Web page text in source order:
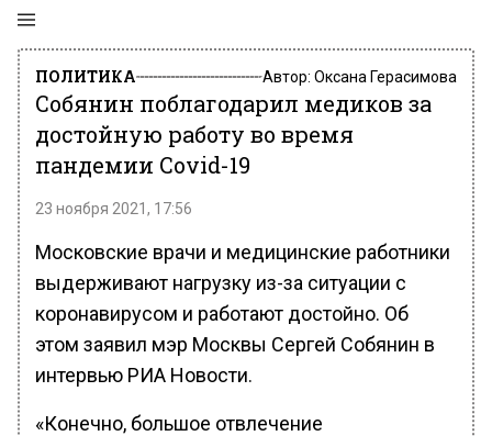
ПОЛИТИКА Автор: Оксана Герасимова
Собянин поблагодарил медиков за
достойную работу во время
пандемии Covid-19
23 ноября 2021, 17:56
Московские врачи и медицинские работники
выдерживают нагрузку из-за ситуации с
коронавирусом и работают достойно. Об
этом заявил мэр Москвы Сергей Собянин в
интервью РИА Новости.
«Конечно, большое отвлечение